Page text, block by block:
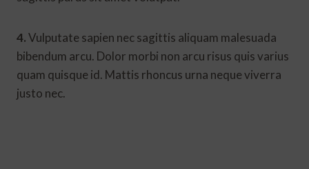
4.Vulputate sapien nec sagittis aliquam malesuada
bibendum arcu. Dolor morbi non arcu risus quis varius
quam quisque id. Mattis rhoncus urna neque viverra
justo nec.